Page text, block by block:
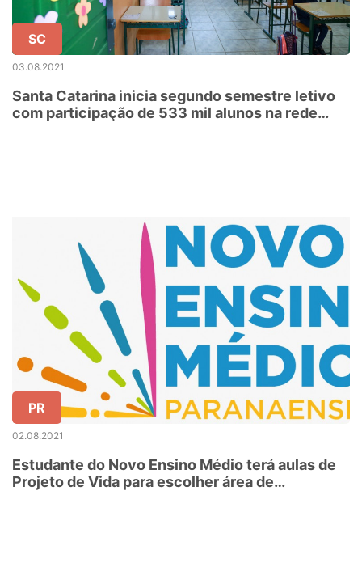
SC
03.08.2021
Santa Catarina inicia segundo semestre letivo
com participação de 533 mil alunos na rede
PR
02.08.2021
Estudante do Novo Ensino Médio terá aulas de
Projeto de Vida para escolher área de